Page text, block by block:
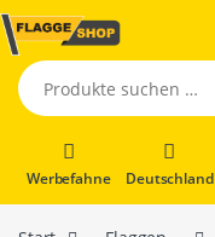
Suchen nach:
Werbefahne Deutschland